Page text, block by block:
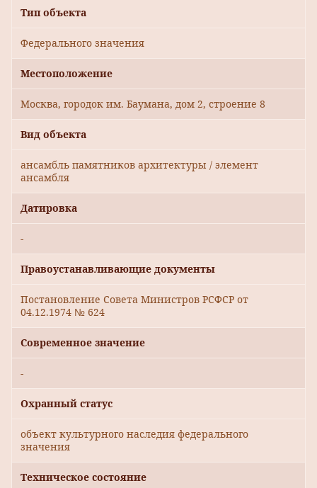
Тип объекта
Федерального значения
Местоположение
Москва, городок им. Баумана, дом 2, строение 8
Вид объекта
ансамбль памятников архитектуры / элемент
ансамбля
Датировка
-
Правоустанавливающие документы
Постановление Совета Министров РСФСР от
04.12.1974 № 624
Современное значение
-
Охранный статус
объект культурного наследия федерального
значения
Техническое состояние